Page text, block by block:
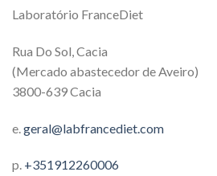
Laboratório FranceDiet
Rua Do Sol, Cacia
(Mercado abastecedor de Aveiro)
3800-639 Cacia
e. geral@labfrancediet.com
p. +351912260006